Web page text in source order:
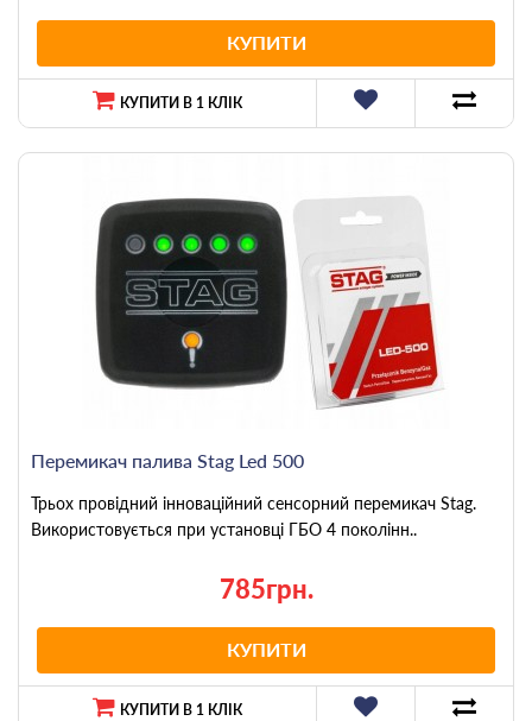
КУПИТИ
КУПИТИ В 1 КЛІК
Перемикач палива Stag Led 500
Трьох провідний інноваційний сенсорний перемикач Stag.
Використовується при установці ГБО 4 поколінн..
785грн.
КУПИТИ
КУПИТИ В 1 КЛІК